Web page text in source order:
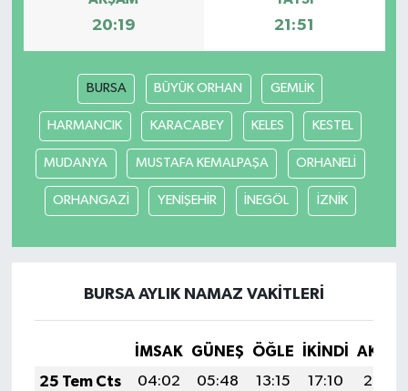
20:19 21:51
BURSA BÜYÜK ORHAN GEMLİK
HARMANCIK KARACABEY KELES KESTEL
MUDANYA MUSTAFA KEMALPAŞA ORHANELİ
ORHANGAZİ YENİŞEHİR İNEGÖL İZNİK
BURSA AYLIK NAMAZ VAKITLERI
İMSAK GÜNEŞ ÖĞLE İKINDI
25 Tem Cts
04:02 05:48 13:15 17:10
20:33